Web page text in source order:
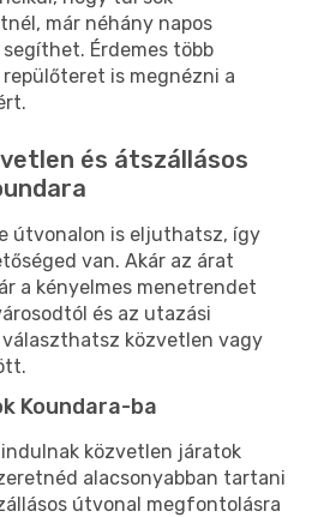
már néhány napos
Érdemes több
is megnézni a
és átszállásos
útvonalon is eljuthatsz, így
van. Akár az árat
a kényelmes menetrendet
és az utazási
közvetlen vagy
Koundara-ba
indulnak közvetlen járatok
alacsonyabban tartani
útvonal megfontolásra